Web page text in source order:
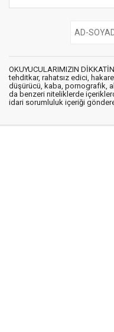
OKUYUCULARIMIZIN
tehditkar, rahatsız edici,
düşürücü, kaba, pornografik,
da benzeri niteliklerde
idari sorumluluk içeriği